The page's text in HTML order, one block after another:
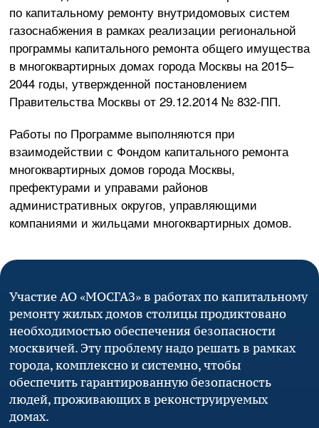
по капитальному ремонту внутридомовых систем
газоснабжения в рамках реализации региональной
программы капитального ремонта общего имущества
в многоквартирных домах города Москвы на 2015–
2044 годы, утвержденной постановлением
Правительства Москвы от 29.12.2014 № 832-ПП.
Работы по Программе выполняются при
взаимодействии с Фондом капитального ремонта
многоквартирных домов города Москвы,
префектурами и управами районов
административных округов, управляющими
компаниями и жильцами многоквартирных домов.
Участие АО «МОСГАЗ» в работах по капитальному
ремонту жилых домов столицы продиктовано
необходимостью обеспечения безопасности
москвичей. Эту проблему надо решать в рамках
города, комплексно и системно, чтобы
обеспечить гарантированную безопасность
людей, проживающих в реконструируемых
домах.